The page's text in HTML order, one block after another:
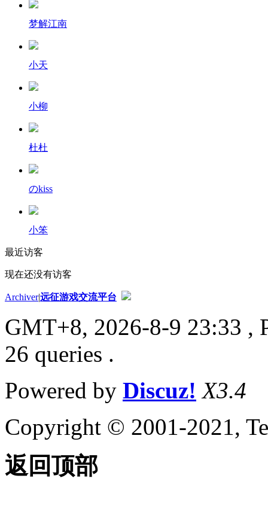
梦解江南
小天
小柳
杜杜
のkiss
小笨
最近访客
现在还没有访客
Archiver|远征游戏交流平台
GMT+8, 2026-8-9 23:33 ,
26 queries .
Powered by Discuz! X3.4
Copyright © 2001-2021,
返回顶部